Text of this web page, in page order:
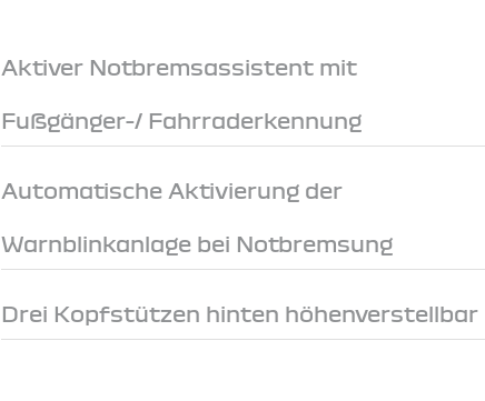
Aktiver Notbremsassistent mit
Fußgänger-/ Fahrraderkennung
Automatische Aktivierung der
Warnblinkanlage bei Notbremsung
Drei Kopfstützen hinten höhenverstellbar